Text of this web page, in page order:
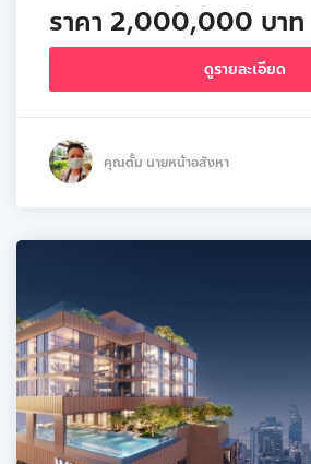
ราคา 2,000,000 บาท
ดูรายละเอียด
คุณตั้ม นายหน้าอสังหา